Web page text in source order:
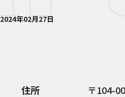
2024年02月27日
住所 104-